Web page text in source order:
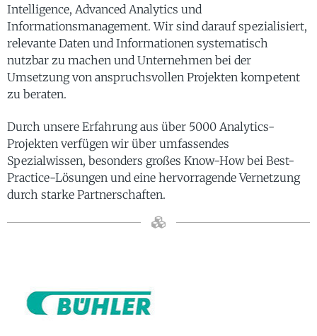
Intelligence, Advanced Analytics und
Informationsmanagement. Wir sind darauf spezialisiert,
relevante Daten und Informationen systematisch
nutzbar zu machen und Unternehmen bei der
Umsetzung von anspruchsvollen Projekten kompetent
zu beraten.
Durch unsere Erfahrung aus über 5000 Analytics-
Projekten verfügen wir über umfassendes
Spezialwissen, besonders großes Know-How bei Best-
Practice-Lösungen und eine hervorragende Vernetzung
durch starke Partnerschaften.